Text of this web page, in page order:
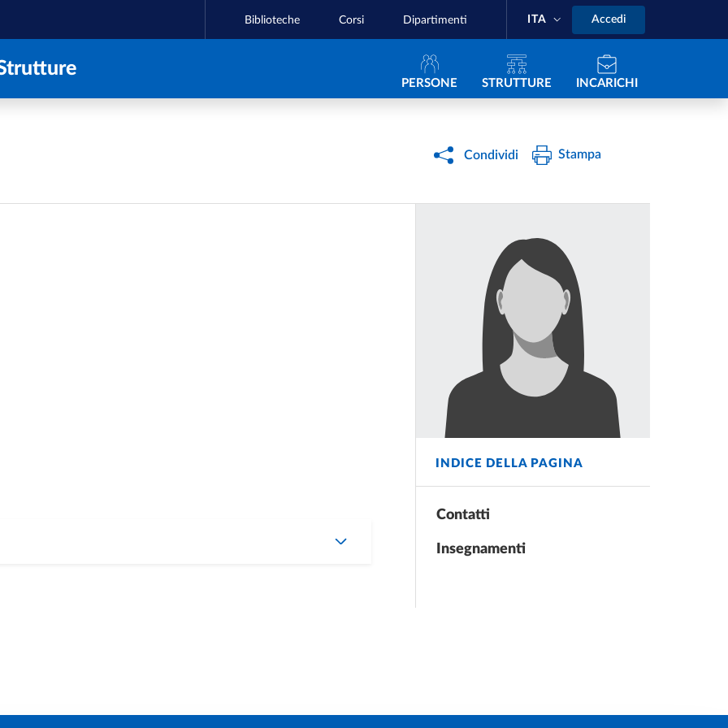
Biblioteche Corsi Dipartimenti ITA Accedi
Navigazione principale
PERSONE STRUTTURE INCARICHI
Condividi Stampa
INDICE DELLA PAGINA
Contatti
Insegnamenti